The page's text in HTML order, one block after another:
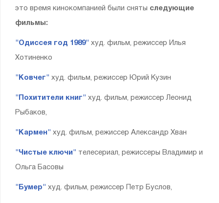
это время кинокомпанией были сняты следующие
фильмы:
"Одиссея год 1989" худ. фильм, режиссер Илья
Хотиненко
"Ковчег" худ. фильм, режиссер Юрий Кузин
"Похитители книг" худ. фильм, режиссер Леонид
Рыбаков,
"Кармен" худ. фильм, режиссер Александр Хван
"Чистые ключи" телесериал, режиссеры Владимир и
Ольга Басовы
"Бумер" худ. фильм, режиссер Петр Буслов,